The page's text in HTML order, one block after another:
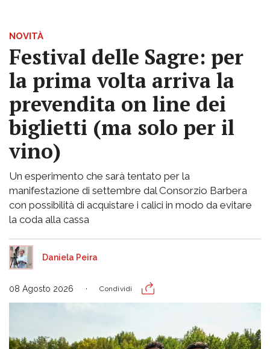
NOVITÀ
Festival delle Sagre: per
la prima volta arriva la
prevendita on line dei
biglietti (ma solo per il
vino)
Un esperimento che sarà tentato per la
manifestazione di settembre dal Consorzio Barbera
con possibilità di acquistare i calici in modo da evitare
la coda alla cassa
Daniela Peira
08 Agosto 2026 Condividi